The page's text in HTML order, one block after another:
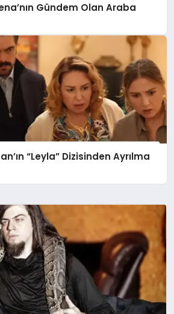
Gündem Olan Araba
“Leyla” Dizisinden Ayrılma